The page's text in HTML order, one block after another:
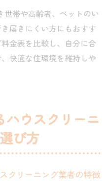
世帯や高齢者、ペットのい
届きにくい方にもおすす
金表を比較し、自分に合
快適な住環境を維持しや
ハウスクリーニ
び方
クリーニング業者の特徴